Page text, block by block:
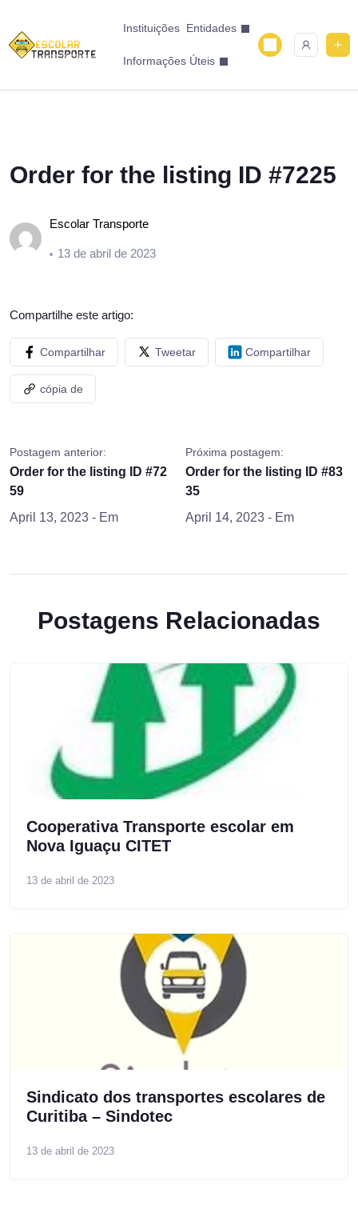
Instituições Entidades
Informações Úteis
Order for the listing ID #7225
Escolar Transporte
13 de abril de 2023
Compartilhe este artigo:
Compartilhar Tweetar Compartilhar
cópia de
Postagem anterior:
Order for the listing ID #72
59
April 13, 2023 - Em
Próxima postagem:
Order for the listing ID #83
35
April 14, 2023 - Em
Postagens Relacionadas
Cooperativa Transporte escolar em
Nova Iguaçu CITET
13 de abril de 2023
Sindicato dos transportes escolares de
Curitiba – Sindotec
13 de abril de 2023